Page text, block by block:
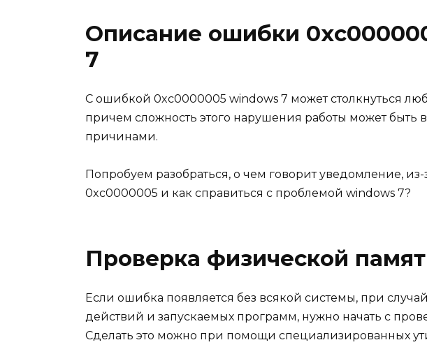
Описание ошибки
7
С ошибкой 0xc0000005 windows 7 может столкнуться
причем сложность этого нарушения работы может быть
причинами.
Попробуем разобраться, о чем говорит уведомление, из-
0xc0000005 и как справиться с проблемой windows 7?
Проверка физической
Если ошибка появляется без всякой системы, при
действий и запускаемых программ, нужно начать с
Сделать это можно при помощи специализированных